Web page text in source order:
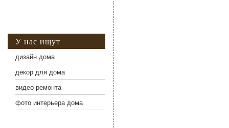
У нас ищут
дизайн дома
декор для дома
видео ремонта
фото интерьера дома